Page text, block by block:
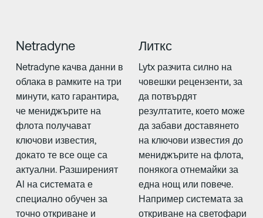
Netradyne
Netradyne качва данни в
облака в рамките на три
минути, като гарантира,
че мениджърите на
флота получават
ключови известия,
докато те все още са
актуални. Разширеният
AI на системата е
специално обучен за
точно откриване и
Литкс
Lytx разчита силно на
човешки рецензенти, за
да потвърдят
резултатите, което може
да забави доставянето
на ключови известия до
мениджърите на флота,
понякога отнемайки за
една нощ или повече.
Например системата за
откриване на светофари